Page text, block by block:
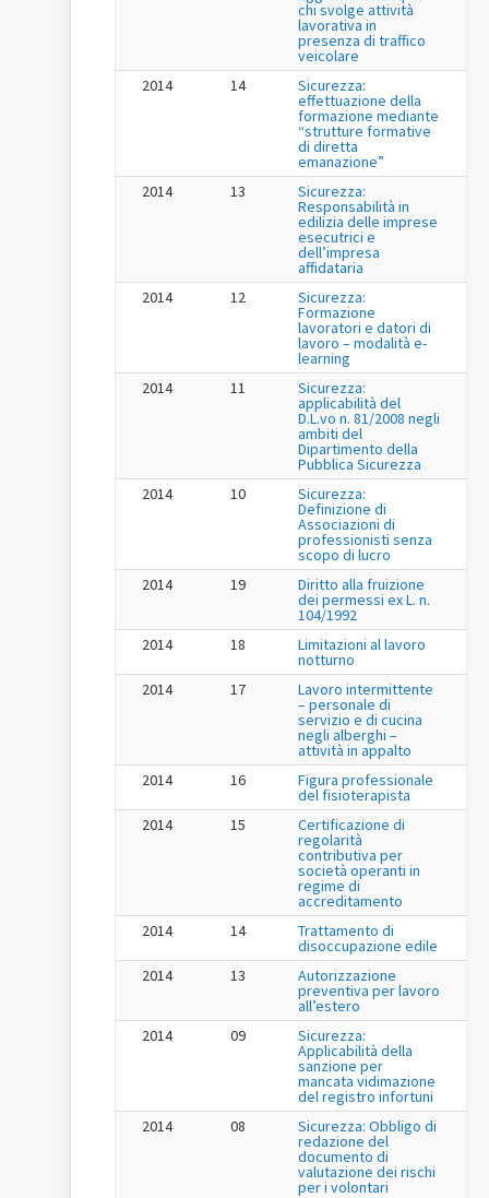
chi svolge attività
lavorativa in
presenza di traffico
veicolare
2014
14 Sicurezza:
effettuazione della
formazione mediante
“strutture formative
di diretta
emanazione”
2014
13 Sicurezza:
Responsabilità in
edilizia delle imprese
esecutrici e
dell’impresa
affidataria
2014
12 Sicurezza:
Formazione
lavoratori e datori di
lavoro – modalità e-
learning
2014
11 Sicurezza:
applicabilità del
D.L.vo n. 81/2008 negli
ambiti del
Dipartimento della
Pubblica Sicurezza
2014
10 Sicurezza:
Definizione di
Associazioni di
professionisti senza
scopo di lucro
2014
19 Diritto alla fruizione
dei permessi ex L. n.
104/1992
2014
18 Limitazioni al lavoro
notturno
2014
17 Lavoro intermittente
– personale di
servizio e di cucina
negli alberghi –
attività in appalto
2014
16 Figura professionale
del fisioterapista
2014
15 Certificazione di
regolarità
contributiva per
società operanti in
regime di
accreditamento
2014
14 Trattamento di
disoccupazione edile
2014
13 Autorizzazione
preventiva per lavoro
all’estero
2014
09 Sicurezza:
Applicabilità della
sanzione per
mancata vidimazione
del registro infortuni
2014
08 Sicurezza: Obbligo di
redazione del
documento di
valutazione dei rischi
per i volontari